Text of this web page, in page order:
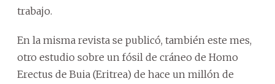
trabajo.
En la misma revista se publicó, también este mes,
otro estudio sobre un fósil de cráneo de Homo
Erectus de Buia (Eritrea) de hace un millón de